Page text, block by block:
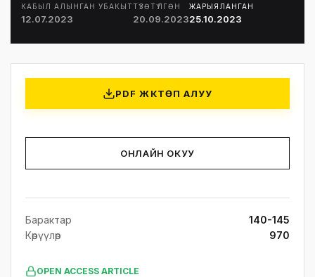
КАБЫЛ АЛЫНГАН УБАКЫТ
12.07.2023
ТҮЗӨТҮЛГӨН
20.09.2023
ЖАРЫЯЛАНГАН
25.10.2023
PDF ЖҮКТӨП АЛУУ
ОНЛАЙН ОКУУ
Барактар
140-145
Көрүүлөр
970
OPEN ACCESS ARTICLE